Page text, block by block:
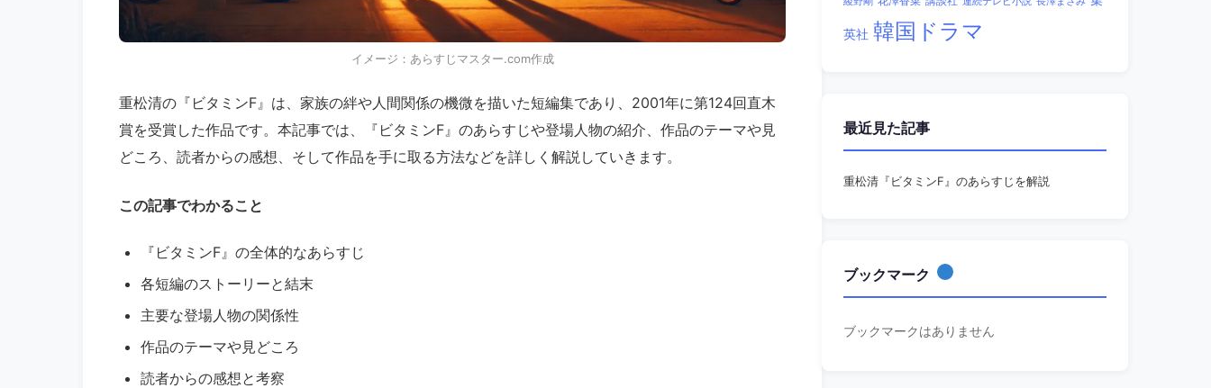
イメージ：あらすじマスター.com作成
重松清の『ビタミンF』は、家族の絆や人間関係の機微を描いた短編集であり、2001年に第124回直木
賞を受賞した作品です。​本記事では、『ビタミンF』のあらすじや登場人物の紹介、作品のテーマや見
どころ、読者からの感想、そして作品を手に取る方法などを詳しく解説していきます。​
この記事でわかること
『ビタミンF』の全体的なあらすじ​
各短編のストーリーと結末​
主要な登場人物の関係性​
作品のテーマや見どころ​
読者からの感想と考察​
英社 韓国ドラマ
最近見た記事
重松清『ビタミンF』のあらすじを解説
ブックマーク
ブックマークはありません